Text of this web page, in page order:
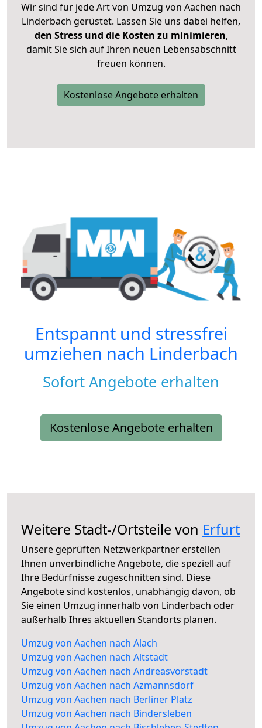
Wir sind für jede Art von Umzug von Aachen nach
Linderbach gerüstet. Lassen Sie uns dabei helfen,
den Stress und die Kosten zu minimieren,
damit Sie sich auf Ihren neuen Lebensabschnitt
freuen können.
Kostenlose Angebote erhalten
Entspannt und stressfrei
umziehen nach Linderbach
Sofort Angebote erhalten
Kostenlose Angebote erhalten
Weitere Stadt-/Ortsteile von Erfurt
Unsere geprüften Netzwerkpartner erstellen
Ihnen unverbindliche Angebote, die speziell auf
Ihre Bedürfnisse zugeschnitten sind. Diese
Angebote sind kostenlos, unabhängig davon, ob
Sie einen Umzug innerhalb von Linderbach oder
außerhalb Ihres aktuellen Standorts planen.
Umzug von Aachen nach Alach
Umzug von Aachen nach Altstadt
Umzug von Aachen nach Andreasvorstadt
Umzug von Aachen nach Azmannsdorf
Umzug von Aachen nach Berliner Platz
Umzug von Aachen nach Bindersleben